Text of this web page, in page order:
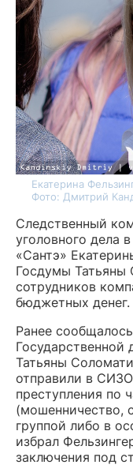
Екатерина
Фото: Дмитрий
Следственный
уголовного дела
«Сантэ»
Госдумы Татьяны
сотрудников
бюджетных денег.
Ранее
Татьяны
отправили в
преступления по
(мошенничество,
группой либо в
избрал
заключения под